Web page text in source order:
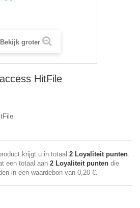
Bekijk groter
HitFile
krijgt u in totaal 2 Loyaliteit punten.
een totaal aan 2 Loyaliteit punten die
in een waardebon van 0,20 €.